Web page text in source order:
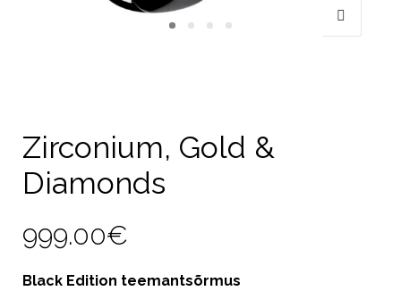
Zirconium, Gold &
Diamonds
999.00€
Black Edition teemantsõrmus